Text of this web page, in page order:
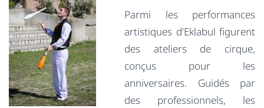
Parmi les performances
artistiques d’Eklabul figurent
des ateliers de cirque,
conçus pour les
anniversaires. Guidés par
des professionnels, les